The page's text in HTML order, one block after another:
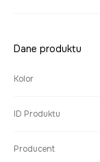
Dane produktu
Kolor
ID Produktu
Producent